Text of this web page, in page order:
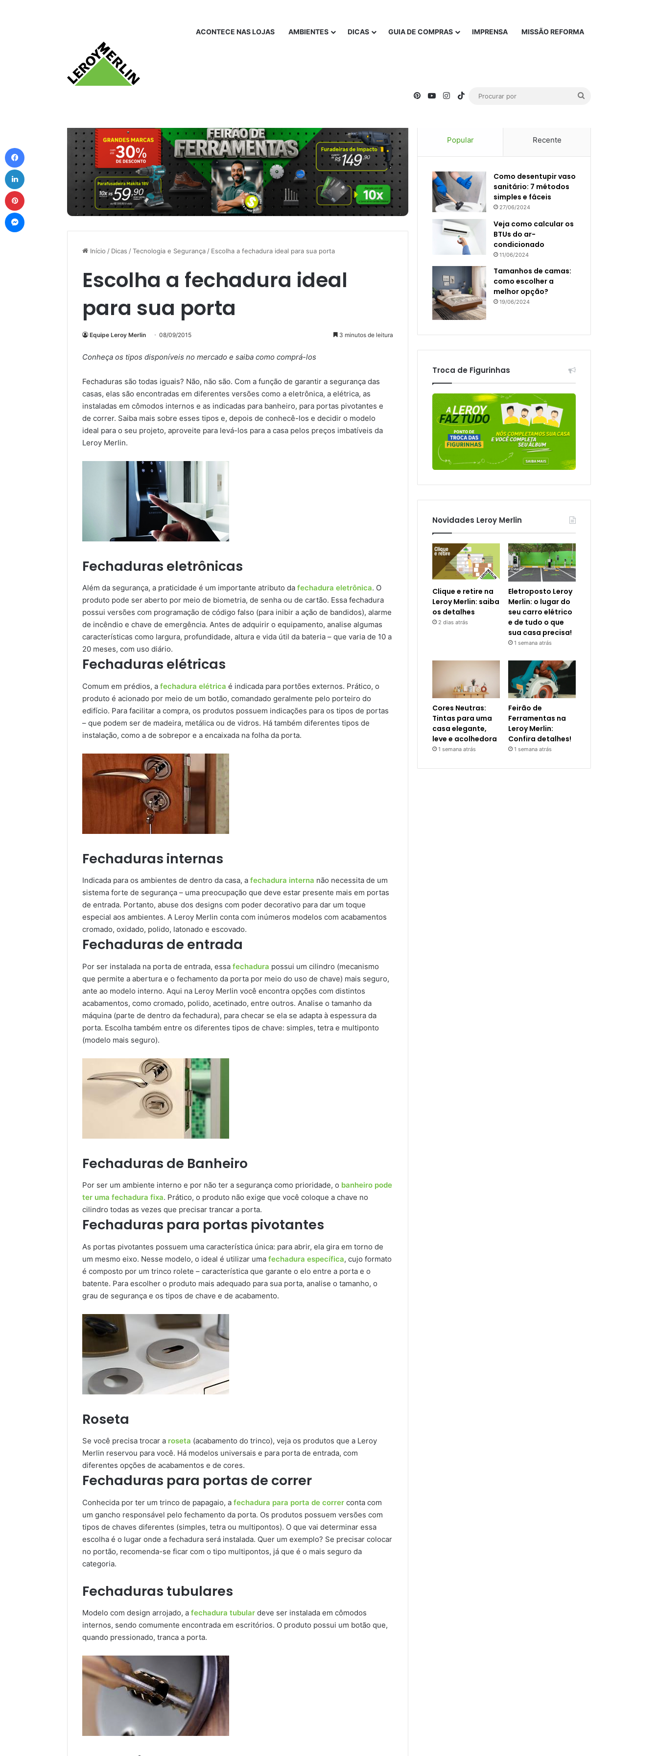
ACONTECE NAS LOJAS AMBIENTES DICAS GUIA DE COMPRAS IMPRENSA MISSÃO REFORMA
PinterestYouTubeInstagram
TikTok
Início / Dicas /Tecnologia e Segurança / Escolha a fechadura ideal para sua porta
Escolha a fechadura ideal
para sua porta
Equipe Leroy Merlin 08/09/2015 3 minutos de leitura
Conheça os tipos disponíveis no mercado e saiba como comprá-los
Fechaduras são todas iguais? Não, não são. Com a função de garantir a segurança das
casas, elas são encontradas em diferentes versões como a eletrônica, a elétrica, as
instaladas em cômodos internos e as indicadas para banheiro, para portas pivotantes e
de correr. Saiba mais sobre esses tipos e, depois de conhecê-los e decidir o modelo
ideal para o seu projeto, aproveite para levá-los para a casa pelos preços imbatíveis da
Leroy Merlin.
Fechaduras eletrônicas
Além da segurança, a praticidade é um importante atributo da fechadura eletrônica. O
produto pode ser aberto por meio de biometria, de senha ou de cartão. Essa fechadura
possui versões com programação de código falso (para inibir a ação de bandidos), alarme
de incêndio e chave de emergência. Antes de adquirir o equipamento, analise algumas
características como largura, profundidade, altura e vida útil da bateria – que varia de 10 a
20 meses, com uso diário.
Fechaduras elétricas
Comum em prédios, a fechadura elétrica é indicada para portões externos. Prático, o
produto é acionado por meio de um botão, comandado geralmente pelo porteiro do
edifício. Para facilitar a compra, os produtos possuem indicações para os tipos de portas
– que podem ser de madeira, metálica ou de vidros. Há também diferentes tipos de
instalação, como a de sobrepor e a encaixada na folha da porta.
Fechaduras internas
Indicada para os ambientes de dentro da casa, a fechadura interna não necessita de um
sistema forte de segurança – uma preocupação que deve estar presente mais em portas
de entrada. Portanto, abuse dos designs com poder decorativo para dar um toque
especial aos ambientes. A Leroy Merlin conta com inúmeros modelos com acabamentos
cromado, oxidado, polido, latonado e escovado.
Fechaduras de entrada
Por ser instalada na porta de entrada, essa fechadura possui um cilindro (mecanismo
que permite a abertura e o fechamento da porta por meio do uso de chave) mais seguro,
ante ao modelo interno. Aqui na Leroy Merlin você encontra opções com distintos
acabamentos, como cromado, polido, acetinado, entre outros. Analise o tamanho da
máquina (parte de dentro da fechadura), para checar se ela se adapta à espessura da
porta. Escolha também entre os diferentes tipos de chave: simples, tetra e multiponto
(modelo mais seguro).
Fechaduras de Banheiro
Por ser um ambiente interno e por não ter a segurança como prioridade, o banheiro pode
ter uma fechadura fixa. Prático, o produto não exige que você coloque a chave no
cilindro todas as vezes que precisar trancar a porta.
Fechaduras para portas pivotantes
As portas pivotantes possuem uma característica única: para abrir, ela gira em torno de
um mesmo eixo. Nesse modelo, o ideal é utilizar uma fechadura específica, cujo formato
é composto por um trinco rolete – característica que garante o elo entre a porta e o
batente. Para escolher o produto mais adequado para sua porta, analise o tamanho, o
grau de segurança e os tipos de chave e de acabamento.
Roseta
Se você precisa trocar a roseta (acabamento do trinco), veja os produtos que a Leroy
Merlin reservou para você. Há modelos universais e para porta de entrada, com
diferentes opções de acabamentos e de cores.
Fechaduras para portas de correr
Conhecida por ter um trinco de papagaio, a fechadura para porta de correr conta com
um gancho responsável pelo fechamento da porta. Os produtos possuem versões com
tipos de chaves diferentes (simples, tetra ou multipontos). O que vai determinar essa
escolha é o lugar onde a fechadura será instalada. Quer um exemplo? Se precisar colocar
no portão, recomenda-se ficar com o tipo multipontos, já que é o mais seguro da
categoria.
Fechaduras tubulares
Modelo com design arrojado, a fechadura tubular deve ser instalada em cômodos
internos, sendo comumente encontrada em escritórios. O produto possui um botão que,
quando pressionado, tranca a porta.
Popular Recente
Como desentupir vaso
sanitário: 7 métodos
simples e fáceis
27/06/2024
Veja como calcular os
BTUs do ar-
condicionado
11/06/2024
Tamanhos de camas:
como escolher a
melhor opção?
19/06/2024
Troca de Figurinhas
Novidades Leroy Merlin
Clique e retire na
Leroy Merlin: saiba
os detalhes
2 dias atrás
Eletroposto Leroy
Merlin: o lugar do
seu carro elétrico
e de tudo o que
sua casa precisa!
1 semana atrás
Cores Neutras:
Tintas para uma
casa elegante,
leve e acolhedora
1 semana atrás
Feirão de
Ferramentas na
Leroy Merlin:
Confira detalhes!
1 semana atrás